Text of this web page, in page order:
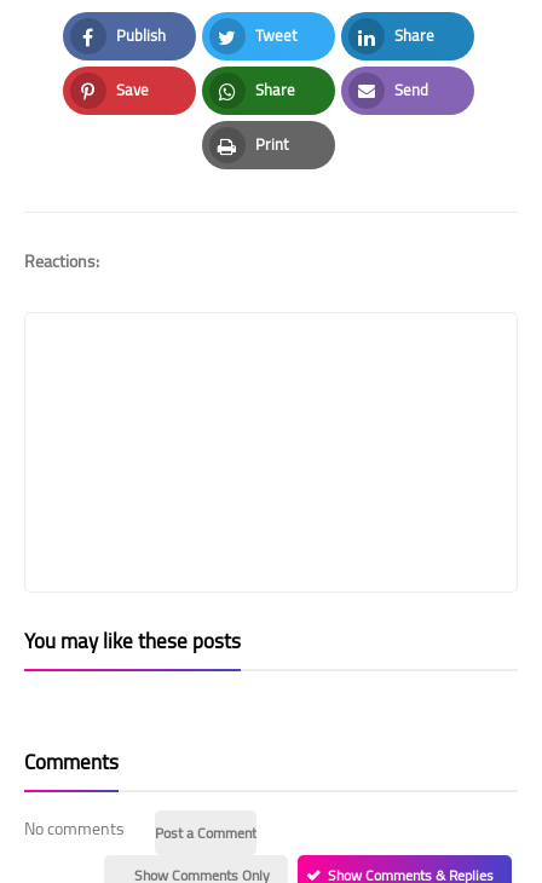
Publish
Facebook
Tweet
Twitter
Share
LinkedIn
Save
Pinterest
Share
Whatsapp
Send
Email
Print
Print
Reactions:
You may like these posts
Comments
No comments
Post a Comment
Show Comments Only
Show Comments & Replies